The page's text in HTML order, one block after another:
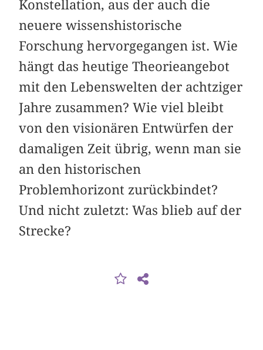
Konstellation, aus der auch die
neuere wissenshistorische
Forschung hervorgegangen ist. Wie
hängt das heutige Theorieangebot
mit den Lebenswelten der achtziger
Jahre zusammen? Wie viel bleibt
von den visionären Entwürfen der
damaligen Zeit übrig, wenn man sie
an den historischen
Problemhorizont zurückbindet?
Und nicht zuletzt: Was blieb auf der
Strecke?